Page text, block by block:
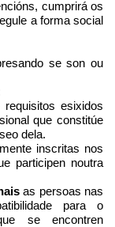
cumprirá os
a forma social
se son ou
esixidos
que constitúe
dela.
inscritas nos
participen noutra
as persoas nas
para o
se encontren